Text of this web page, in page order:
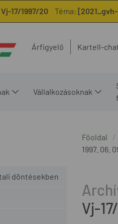
Vj-17/1997/20 Téma:
Árfigyelő Kartell-
Vállalkozásoknak
döntésekben
Főoldal
1997. 06.
Vj-